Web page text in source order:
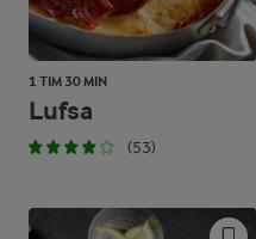
1 TIM 30 MIN
Lufsa
(53)